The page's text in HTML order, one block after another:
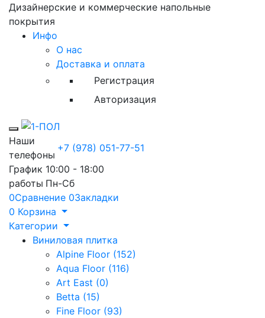
Дизайнерские и коммерческие напольные
покрытия
Инфо
О нас
Доставка и оплата
Регистрация
Авторизация
Toggle mobile menu
Наши
телефоны
+7 (978) 051-77-51
График
работы
10:00 - 18:00
Пн-Сб
0Сравнение 0Закладки
0 Корзина
Категории
Виниловая плитка
Alpine Floor (152)
Aqua Floor (116)
Art East (0)
Betta (15)
Fine Floor (93)